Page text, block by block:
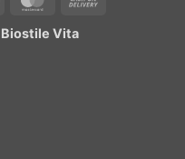
Biostile Vita